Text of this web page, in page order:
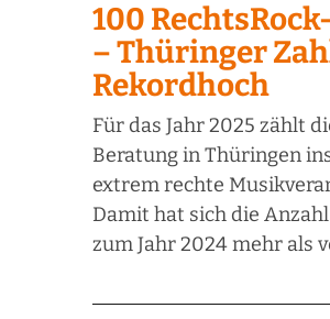
100
– Thüringer
Rekordhoch
Für das Jahr 2025 zählt
Beratung in Thüringen
extrem rechte
Damit hat sich die
zum Jahr 2024 mehr als